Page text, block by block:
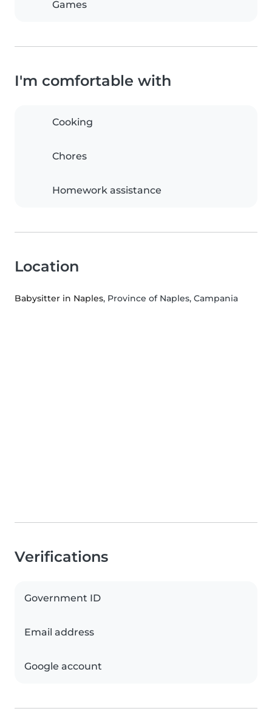
Games
I'm comfortable with
Cooking
Chores
Homework assistance
Location
Babysitter in Naples, Province of Naples, Campania
Verifications
Government ID
Email address
Google account